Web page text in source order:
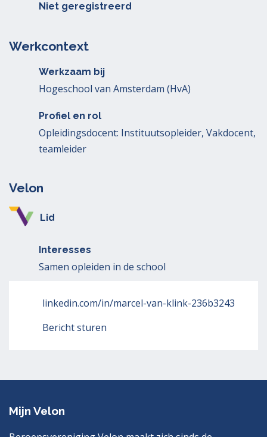
Niet geregistreerd
Werkcontext
Werkzaam bij
Hogeschool van Amsterdam (HvA)
Profiel en rol
Opleidingsdocent: Instituutsopleider, Vakdocent,
teamleider
Velon
Lid
Interesses
Samen opleiden in de school
linkedin.com/in/marcel-van-klink-236b3243
Bericht sturen
Mijn Velon